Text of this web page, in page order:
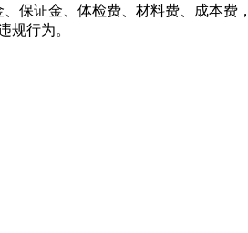
保证金、体检费、材料费、成本
规行为。